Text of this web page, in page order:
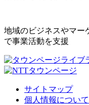
地域のビジネスやマー
で事業活動を支援
サイトマップ
個人情報について